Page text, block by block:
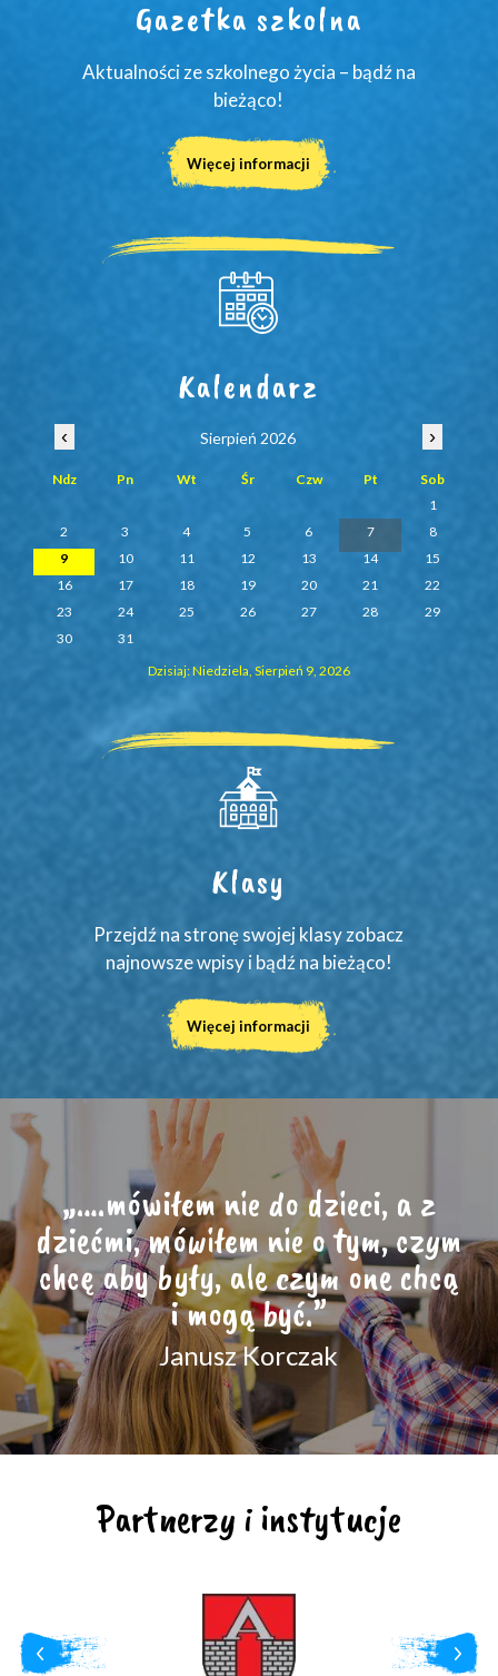
Gazetka szkolna
Aktualności ze szkolnego życia – bądź na
bieżąco!
Więcej informacji
Kalendarz
‹ Sierpień 2026 ›
Ndz Pn Wt Śr Czw Pt
Sob
1
2
3 4 5 6 7
8
9
10 11 12 13 14
15
16
17 18 19 20 21
22
23
24 25 26 27 28
29
30
31
Dzisiaj: Niedziela, Sierpień 9, 2026
Klasy
Przejdź na stronę swojej klasy zobacz
najnowsze wpisy i bądź na bieżąco!
Więcej informacji
„….mówiłem nie do dzieci, a z
dziećmi, mówiłem nie o tym, czym
chcę aby były, ale czym one chcą
i mogą być.”
Janusz Korczak
Partnerzy i instytucje